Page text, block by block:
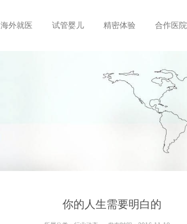
海外就医 试管婴儿 精密体验 合作医院
你的人生需要明白的